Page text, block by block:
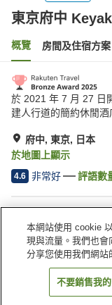
東京府中
概覽 房間及住宿方案
於 2021 年 7 月 27 日
建人行道的簡約休閒酒
府中, 東京, 日本
於地圖上顯示
4.6 非常好 評語數
送遞服務
喚醒服務
日本 東京
本網站使用 cookie
現與流量。我們也
分享您使用我們網站
不要銷售我